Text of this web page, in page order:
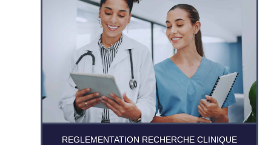
REGLEMENTATION RECHERCHE CLINIQUE